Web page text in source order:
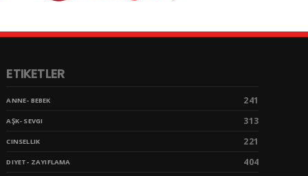
ETIKETLER
ANNE- BEBEK 241
AŞK- SEVGI 313
CINSELLIK 221
DIYET- ZAYIFLAMA 404